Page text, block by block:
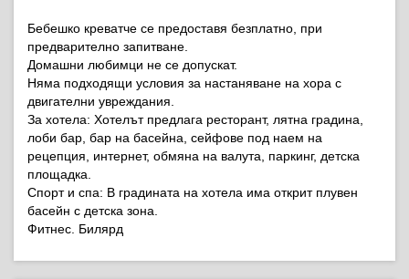
Бебешко креватче се предоставя безплатно, при
предварително запитване.
Домашни любимци не се допускат.
Няма подходящи условия за настаняване на хора с
двигателни увреждания.
За хотела: Хотелът предлага ресторант, лятна градина,
лоби бар, бар на басейна, сейфове под наем на
рецепция, интернет, обмяна на валута, паркинг, детска
площадка.
Спорт и спа: В градината на хотела има открит плувен
басейн с детска зона.
Фитнес. Билярд